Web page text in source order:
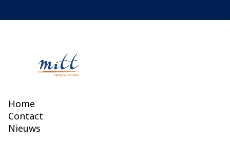
Home
Contact
Nieuws